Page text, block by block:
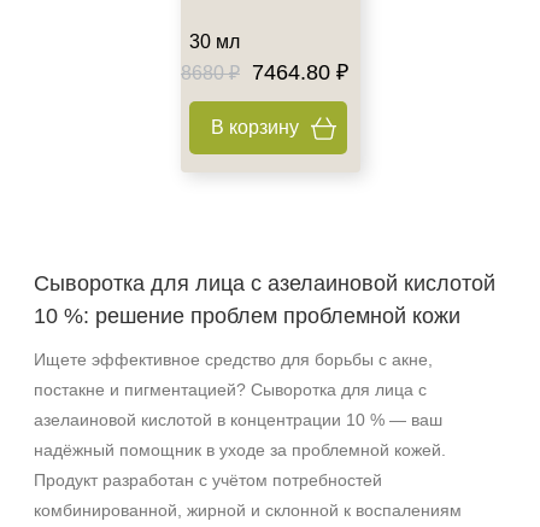
30 мл
8680 ₽
7464.80 ₽
В корзину
Сыворотка для лица с азелаиновой кислотой
10 %: решение проблем проблемной кожи
Ищете эффективное средство для борьбы с акне,
постакне и пигментацией? Сыворотка для лица с
азелаиновой кислотой в концентрации 10 % — ваш
надёжный помощник в уходе за проблемной кожей.
Продукт разработан с учётом потребностей
комбинированной, жирной и склонной к воспалениям